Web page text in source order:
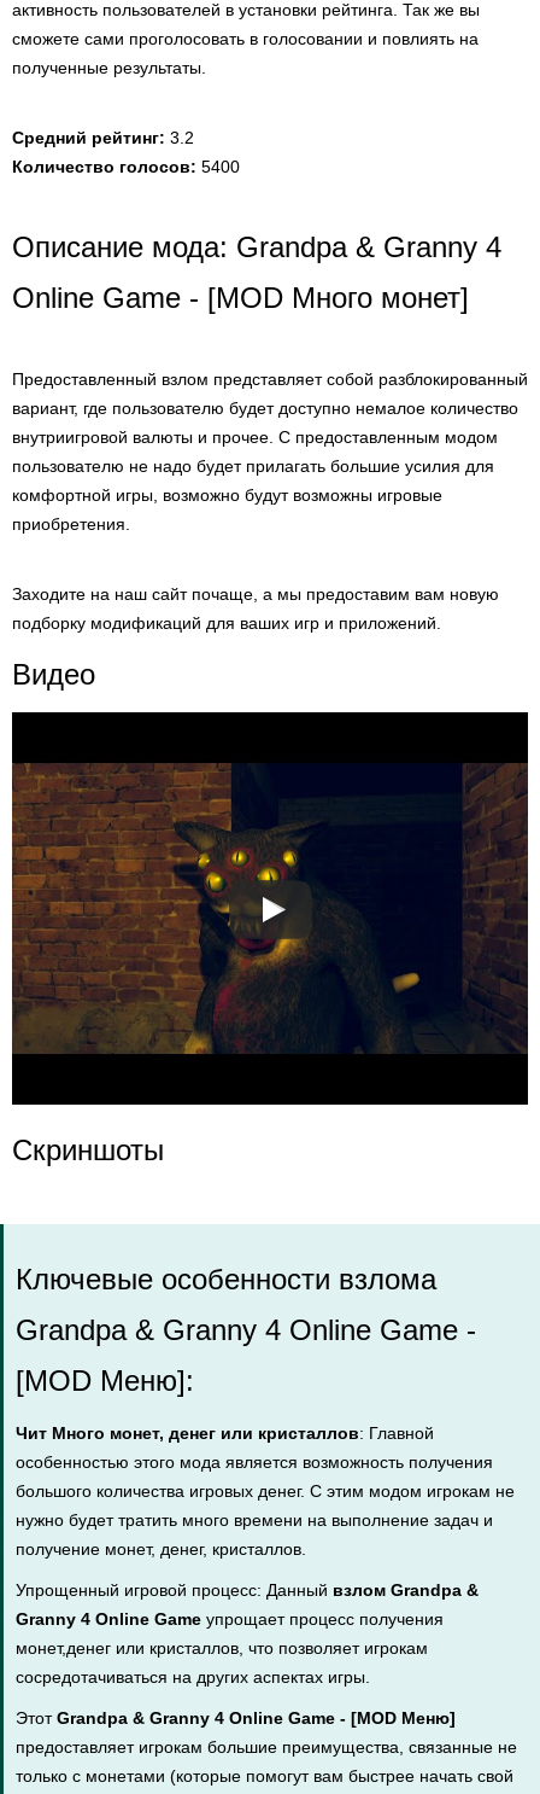
активность пользователей в установки рейтинга. Так же вы
сможете сами проголосовать в голосовании и повлиять на
полученные результаты.
Средний рейтинг: 3.2
Количество голосов: 5400
Описание мода: Grandpa & Granny 4
Online Game - [MOD Много монет]
Предоставленный взлом представляет собой разблокированный
вариант, где пользователю будет доступно немалое количество
внутриигровой валюты и прочее. С предоставленным модом
пользователю не надо будет прилагать большие усилия для
комфортной игры, возможно будут возможны игровые
приобретения.
Заходите на наш сайт почаще, а мы предоставим вам новую
подборку модификаций для ваших игр и приложений.
Видео
Скриншоты
Ключевые особенности взлома
Grandpa & Granny 4 Online Game -
[MOD Меню]:
Чит Много монет, денег или кристаллов: Главной
особенностью этого мода является возможность получения
большого количества игровых денег. С этим модом игрокам не
нужно будет тратить много времени на выполнение задач и
получение монет, денег, кристаллов.
Упрощенный игровой процесс: Данный взлом Grandpa &
Granny 4 Online Game упрощает процесс получения
монет,денег или кристаллов, что позволяет игрокам
сосредотачиваться на других аспектах игры.
ЭтотGrandpa & Granny 4 Online Game - [MOD Меню]
предоставляет игрокам большие преимущества, связанные не
только с монетами (которые помогут вам быстрее начать свой